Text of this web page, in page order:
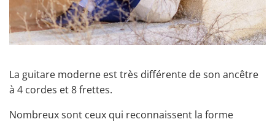
La guitare moderne est très différente de son ancêtre
à 4 cordes et 8 frettes.
Nombreux sont ceux qui reconnaissent la forme